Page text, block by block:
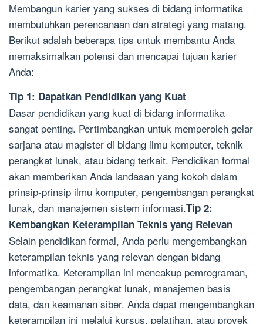
Membangun karier yang sukses di bidang informatika
membutuhkan perencanaan dan strategi yang matang.
Berikut adalah beberapa tips untuk membantu Anda
memaksimalkan potensi dan mencapai tujuan karier
Anda:
Tip 1: Dapatkan Pendidikan yang Kuat
Dasar pendidikan yang kuat di bidang informatika
sangat penting. Pertimbangkan untuk memperoleh gelar
sarjana atau magister di bidang ilmu komputer, teknik
perangkat lunak, atau bidang terkait. Pendidikan formal
akan memberikan Anda landasan yang kokoh dalam
prinsip-prinsip ilmu komputer, pengembangan perangkat
lunak, dan manajemen sistem informasi.Tip 2:
Kembangkan Keterampilan Teknis yang Relevan
Selain pendidikan formal, Anda perlu mengembangkan
keterampilan teknis yang relevan dengan bidang
informatika. Keterampilan ini mencakup pemrograman,
pengembangan perangkat lunak, manajemen basis
data, dan keamanan siber. Anda dapat mengembangkan
keterampilan ini melalui kursus, pelatihan, atau proyek